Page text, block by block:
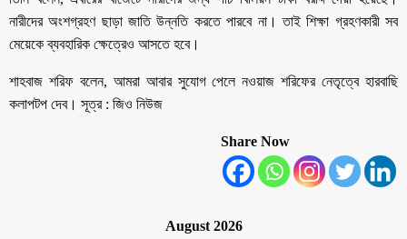
নারীদের অংশগ্রহণ ছাড়া জাতি উন্নতি করতে পারবে না। তাই শিক্ষা গ্রহণকারী সব
মেয়েকে ব্যবহারিক ক্ষেত্রেও আসতে হবে।
শাহবাজ শরিফ বলেন, আমরা আবার সুযোগ পেলে নওয়াজ শরিফের নেতৃত্বে হারবাছি
কলাপটপ দেব। সূত্র : জিও নিউজ
Share Now
August 2026